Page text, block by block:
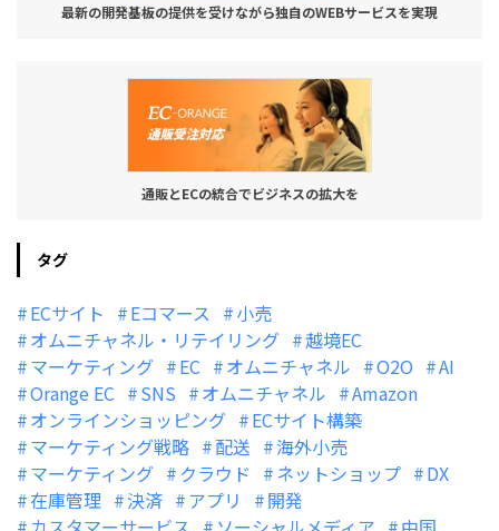
最新の開発基板の提供を受けながら独自のWEBサービスを実現
通販とECの統合でビジネスの拡大を
タグ
ECサイト Eコマース
小売
オムニチャネル・リテイリング
越境EC
マーケティング
EC オムニチャネル O2O
AI
Orange EC
SNS オムニチャネル
Amazon
オンラインショッピング
ECサイト構築
マーケティング戦略
配送
海外小売
マーケティング
クラウド ネットショップ
DX
在庫管理
決済 アプリ
開発